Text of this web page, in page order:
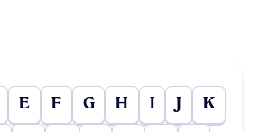
E F G H I J K